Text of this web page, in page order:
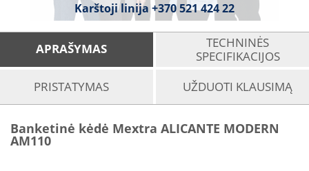
Karštoji linija +370 521 424 22
APRAŠYMAS
TECHNINĖS
SPECIFIKACIJOS
PRISTATYMAS
UŽDUOTI KLAUSIMĄ
Banketinė kėdė Mextra ALICANTE MODERN
AM110